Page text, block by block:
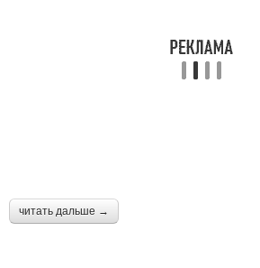
читать дальше →